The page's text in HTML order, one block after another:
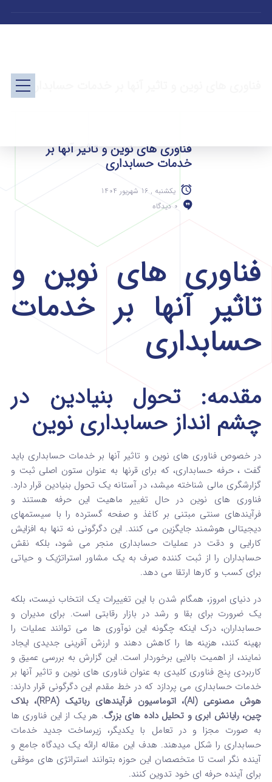
فناوری های نوین و تاثیر آنها بر خدمات حسابداری
فناوری های نوین و تاثیر آنها بر
خدمات حسابداری
یکشنبه , 16 شهریور 1404
0 دیدگاه
فناوری های نوین و
تاثیر آنها بر خدمات
حسابداری
مقدمه: تحول بنیادین در
چشم‌ انداز حسابداری نوین
در خصوص فناوری های نوین و تاثیر آنها بر خدمات حسابداری باید
گفت ، حرفه حسابداری، که برای قرنها به عنوان ستون اصلی ثبت و
گزارشگری مالی شناخته میشد، در آستانه یک تحول بنیادین قرار دارد.
فناوری‌ های نوین در حال تغییر ماهیت این حرفه هستند و
فرآیندهای سنتی مبتنی بر کاغذ و صفحه گسترده را با سیستمهای
دیجیتالی هوشمند جایگزین می‌ کنند. این دگرگونی نه تنها به افزایش
کارایی و دقت در عملیات حسابداری منجر می‌ شود، بلکه نقش
حسابداران را از ثبت‌ کننده صرف به یک مشاور استراتژیک و حیاتی
برای کسب‌ و کارها ارتقا می‌ دهد.
در دنیای امروز، همگام شدن با این تغییرات یک انتخاب نیست، بلکه
یک ضرورت برای بقا و رشد در بازار رقابتی است. برای مدیران و
حسابداران، درک اینکه چگونه این نوآوری‌ ها می‌ توانند عملیات را
بهینه کنند، هزینه‌ ها را کاهش دهند و ارزش‌ آفرینی جدیدی ایجاد
نمایند، از اهمیت بالایی برخوردار است. این گزارش به بررسی عمیق و
کاربردی پنج فناوری کلیدی به عنوان فناوری های نوین و تاثیر آنها بر
خدمات حسابداری می‌ پردازد که در خط مقدم این دگرگونی قرار دارند:
هوش مصنوعی (AI)، اتوماسیون فرآیندهای رباتیک (RPA)، بلاک‌
چین، رایانش ابری و تحلیل داده‌ های بزرگ. هر یک از این فناوری‌ ها
به صورت مجزا و در تعامل با یکدیگر، زیرساخت جدید خدمات
حسابداری را شکل میدهند. هدف این مقاله ارائه یک دیدگاه جامع و
آینده‌ نگر است تا متخصصان این حوزه بتوانند استراتژی‌ های موفقی
برای آینده حرفه‌ ای خود تدوین کنند.